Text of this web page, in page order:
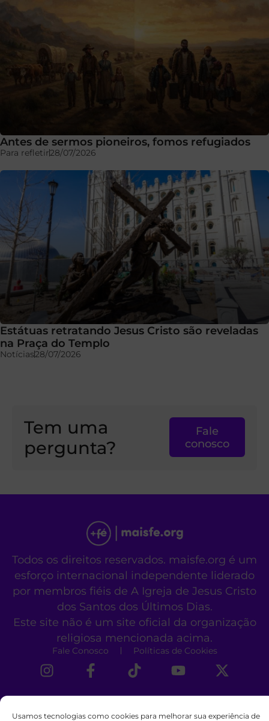
Usamos tecnologias como cookies para melhorar sua experiência de
Antes de sermos pioneiros, fomos refugiados
Para refletir28/07/2026
Estátuas retratando Jesus Cristo são reveladas
na Praça do Templo
Notícias28/07/2026
Tem uma
pergunta?
Fale
conosco
Todos os direitos reservados. maisfe.org é um
esforço internacional independente liderado
por membros fiéis de A Igreja de Jesus Cristo
dos Santos dos Últimos Dias.
Este site não é um site oficial da organização
religiosa mencionada acima.
Fale Conosco Políticas de Cookies